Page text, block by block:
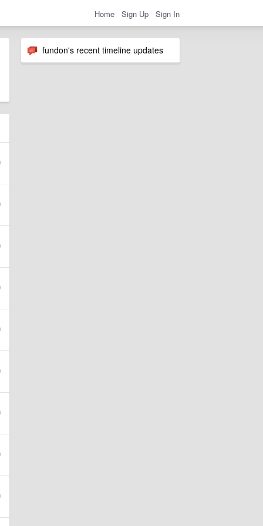
Home Sign Up Sign In
fundon's recent timeline updates